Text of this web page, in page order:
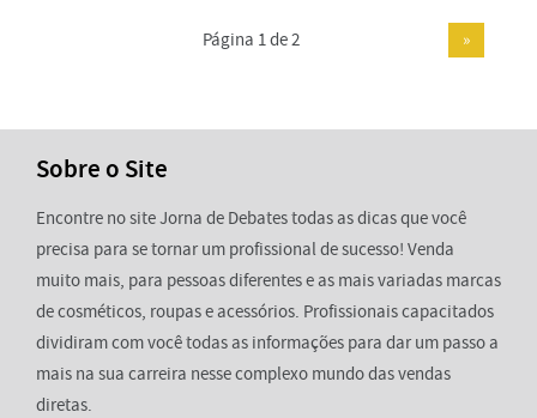
Página 1 de 2 »
Sobre o Site
Encontre no site Jorna de Debates todas as dicas que você
precisa para se tornar um profissional de sucesso! Venda
muito mais, para pessoas diferentes e as mais variadas marcas
de cosméticos, roupas e acessórios. Profissionais capacitados
dividiram com você todas as informações para dar um passo a
mais na sua carreira nesse complexo mundo das vendas
diretas.